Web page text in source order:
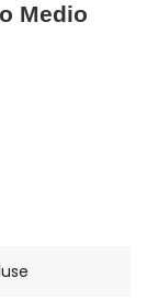
Medio